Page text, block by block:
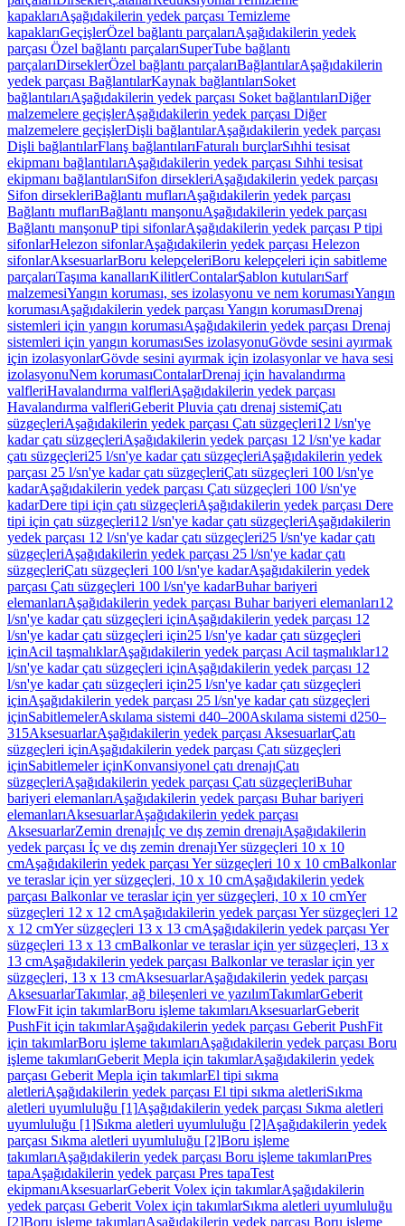
kapaklarıAşağıdakilerin yedek parçası Temizleme
kapaklarıGeçişlerÖzel bağlantı parçalarıAşağıdakilerin yedek
parçası Özel bağlantı parçalarıSuperTube bağlantı
parçalarıDirseklerÖzel bağlantı parçalarıBağlantılarAşağıdakilerin
yedek parçası BağlantılarKaynak bağlantılarıSoket
bağlantılarıAşağıdakilerin yedek parçası Soket bağlantılarıDiğer
malzemelere geçişlerAşağıdakilerin yedek parçası Diğer
malzemelere geçişlerDişli bağlantılarAşağıdakilerin yedek parçası
Dişli bağlantılarFlanş bağlantılarıFaturalı burçlarSıhhi tesisat
ekipmanı bağlantılarıAşağıdakilerin yedek parçası Sıhhi tesisat
ekipmanı bağlantılarıSifon dirsekleriAşağıdakilerin yedek parçası
Sifon dirsekleriBağlantı muflarıAşağıdakilerin yedek parçası
Bağlantı muflarıBağlantı manşonuAşağıdakilerin yedek parçası
Bağlantı manşonuP tipi sifonlarAşağıdakilerin yedek parçası P tipi
sifonlarHelezon sifonlarAşağıdakilerin yedek parçası Helezon
sifonlarAksesuarlarBoru kelepçeleriBoru kelepçeleri için sabitleme
parçalarıTaşıma kanallarıKilitlerContalarŞablon kutularıSarf
malzemesiYangın koruması, ses izolasyonu ve nem korumasıYangın
korumasıAşağıdakilerin yedek parçası Yangın korumasıDrenaj
sistemleri için yangın korumasıAşağıdakilerin yedek parçası Drenaj
sistemleri için yangın korumasıSes izolasyonuGövde sesini ayırmak
için izolasyonlarGövde sesini ayırmak için izolasyonlar ve hava sesi
izolasyonuNem korumasıContalarDrenaj için havalandırma
valfleriHavalandırma valfleriAşağıdakilerin yedek parçası
Havalandırma valfleriGeberit Pluvia çatı drenaj sistemiÇatı
süzgeçleriAşağıdakilerin yedek parçası Çatı süzgeçleri12 l/sn'ye
kadar çatı süzgeçleriAşağıdakilerin yedek parçası 12 l/sn'ye kadar
çatı süzgeçleri25 l/sn'ye kadar çatı süzgeçleriAşağıdakilerin yedek
parçası 25 l/sn'ye kadar çatı süzgeçleriÇatı süzgeçleri 100 l/sn'ye
kadarAşağıdakilerin yedek parçası Çatı süzgeçleri 100 l/sn'ye
kadarDere tipi için çatı süzgeçleriAşağıdakilerin yedek parçası Dere
tipi için çatı süzgeçleri12 l/sn'ye kadar çatı süzgeçleriAşağıdakilerin
yedek parçası 12 l/sn'ye kadar çatı süzgeçleri25 l/sn'ye kadar çatı
süzgeçleriAşağıdakilerin yedek parçası 25 l/sn'ye kadar çatı
süzgeçleriÇatı süzgeçleri 100 l/sn'ye kadarAşağıdakilerin yedek
parçası Çatı süzgeçleri 100 l/sn'ye kadarBuhar bariyeri
elemanlarıAşağıdakilerin yedek parçası Buhar bariyeri elemanları12
l/sn'ye kadar çatı süzgeçleri içinAşağıdakilerin yedek parçası 12
l/sn'ye kadar çatı süzgeçleri için25 l/sn'ye kadar çatı süzgeçleri
içinAcil taşmalıklarAşağıdakilerin yedek parçası Acil taşmalıklar12
l/sn'ye kadar çatı süzgeçleri içinAşağıdakilerin yedek parçası 12
l/sn'ye kadar çatı süzgeçleri için25 l/sn'ye kadar çatı süzgeçleri
içinAşağıdakilerin yedek parçası 25 l/sn'ye kadar çatı süzgeçleri
içinSabitlemelerAskılama sistemi d40–200Askılama sistemi d250–
315AksesuarlarAşağıdakilerin yedek parçası AksesuarlarÇatı
süzgeçleri içinAşağıdakilerin yedek parçası Çatı süzgeçleri
içinSabitlemeler içinKonvansiyonel çatı drenajıÇatı
süzgeçleriAşağıdakilerin yedek parçası Çatı süzgeçleriBuhar
bariyeri elemanlarıAşağıdakilerin yedek parçası Buhar bariyeri
elemanlarıAksesuarlarAşağıdakilerin yedek parçası
AksesuarlarZemin drenajıİç ve dış zemin drenajıAşağıdakilerin
yedek parçası İç ve dış zemin drenajıYer süzgeçleri 10 x 10
cmAşağıdakilerin yedek parçası Yer süzgeçleri 10 x 10 cmBalkonlar
ve teraslar için yer süzgeçleri, 10 x 10 cmAşağıdakilerin yedek
parçası Balkonlar ve teraslar için yer süzgeçleri, 10 x 10 cmYer
süzgeçleri 12 x 12 cmAşağıdakilerin yedek parçası Yer süzgeçleri 12
x 12 cmYer süzgeçleri 13 x 13 cmAşağıdakilerin yedek parçası Yer
süzgeçleri 13 x 13 cmBalkonlar ve teraslar için yer süzgeçleri, 13 x
13 cmAşağıdakilerin yedek parçası Balkonlar ve teraslar için yer
süzgeçleri, 13 x 13 cmAksesuarlarAşağıdakilerin yedek parçası
AksesuarlarTakımlar, ağ bileşenleri ve yazılımTakımlarGeberit
FlowFit için takımlarBoru işleme takımlarıAksesuarlarGeberit
PushFit için takımlarAşağıdakilerin yedek parçası Geberit PushFit
için takımlarBoru işleme takımlarıAşağıdakilerin yedek parçası Boru
işleme takımlarıGeberit Mepla için takımlarAşağıdakilerin yedek
parçası Geberit Mepla için takımlarEl tipi sıkma
aletleriAşağıdakilerin yedek parçası El tipi sıkma aletleriSıkma
aletleri uyumluluğu [1]Aşağıdakilerin yedek parçası Sıkma aletleri
uyumluluğu [1]Sıkma aletleri uyumluluğu [2]Aşağıdakilerin yedek
parçası Sıkma aletleri uyumluluğu [2]Boru işleme
takımlarıAşağıdakilerin yedek parçası Boru işleme takımlarıPres
tapaAşağıdakilerin yedek parçası Pres tapaTest
ekipmanıAksesuarlarGeberit Volex için takımlarAşağıdakilerin
yedek parçası Geberit Volex için takımlarSıkma aletleri uyumluluğu
[2]Boru işleme takımlarıAşağıdakilerin yedek parçası Boru işleme